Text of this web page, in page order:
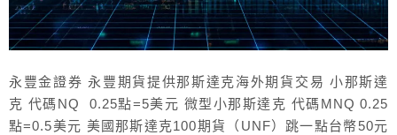
永豐金證券 永豐期貨提供那斯達克海外期貨交易 小那斯達
克 代碼NQ 0.25點=5美元 微型小那斯達克 代碼MNQ 0.25
點=0.5美元 美國那斯達克100期貨（UNF）跳一點台幣50元